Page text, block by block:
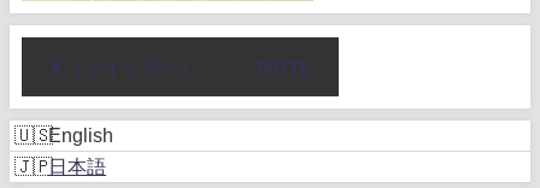
X（ツイッター） NOTE
English
日本語